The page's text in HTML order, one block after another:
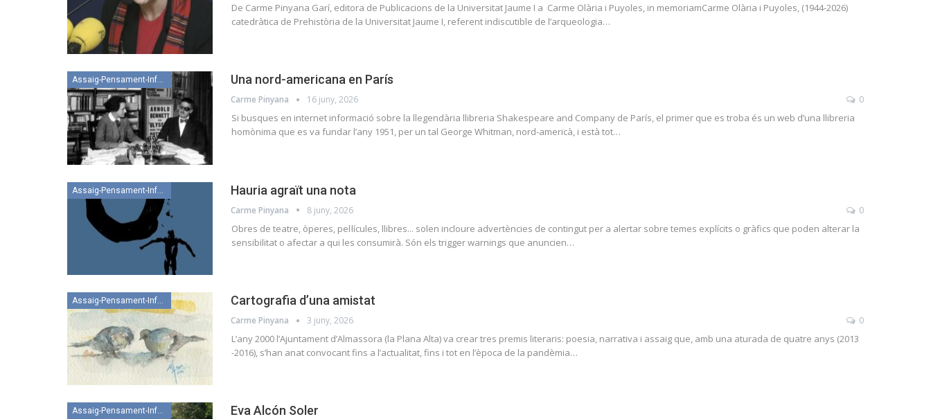
De Carme Pinyana Garí, editora de Publicacions de la Universitat Jaume I a Carme Olària i Puyoles, in memoriamCarme Olària i Puyoles, (1944-2026)
catedràtica de Prehistòria de la Universitat Jaume I, referent indiscutible de l’arqueologia…
Assaig-Pensament-Informació Una nord-americana en París
Carme Pinyana 16 juny, 2026 0
Si busques en internet informació sobre la llegendària llibreria Shakespeare and Company de París, el primer que es troba és un web d’una llibreria
homònima que es va fundar l’any 1951, per un tal George Whitman, nord-americà, i està tot…
Hauria agraït una nota
Carme Pinyana 8 juny, 2026 0
Obres de teatre, òperes, pel·lícules, llibres... solen incloure advertències de contingut per a alertar sobre temes explícits o gràfics que poden alterar la
sensibilitat o afectar a qui les consumirà. Són els trigger warnings que anuncien…
Assaig-Pensament-Informació Cartografia d’una amistat
Carme Pinyana 3 juny, 2026 0
L’any 2000 l’Ajuntament d’Almassora (la Plana Alta) va crear tres premis literaris: poesia, narrativa i assaig que, amb una aturada de quatre anys (2013
-2016), s’han anat convocant fins a l’actualitat, fins i tot en l’època de la pandèmia…
Assaig-Pensament-Informació Eva Alcón Soler